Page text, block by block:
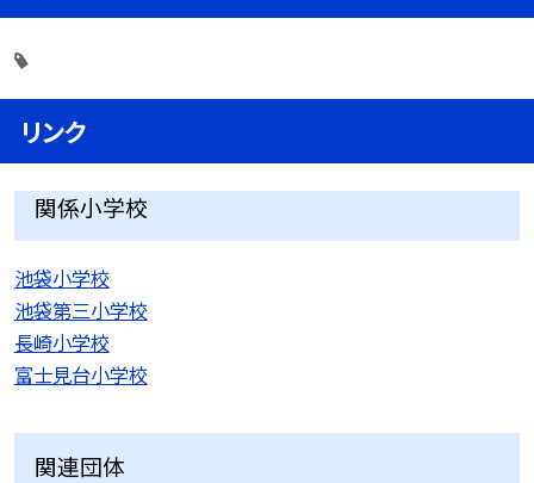
リンク
関係小学校
池袋小学校
池袋第三小学校
長崎小学校
富士見台小学校
関連団体